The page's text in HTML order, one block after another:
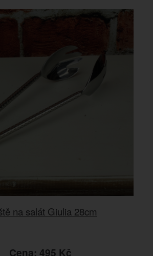
na salát Giulia 28cm
Cena: 495 Kč